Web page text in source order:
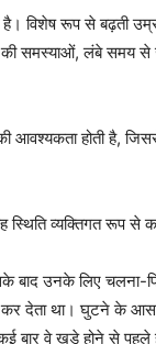
है। विशेष रूप से बढ़ती
समस्याओं, लंबे समय से
होती है, जिससे
व्यक्तिगत रूप से
बाद उनके लिए चलना-
देता था। घुटने के
बार वे खड़े होने से